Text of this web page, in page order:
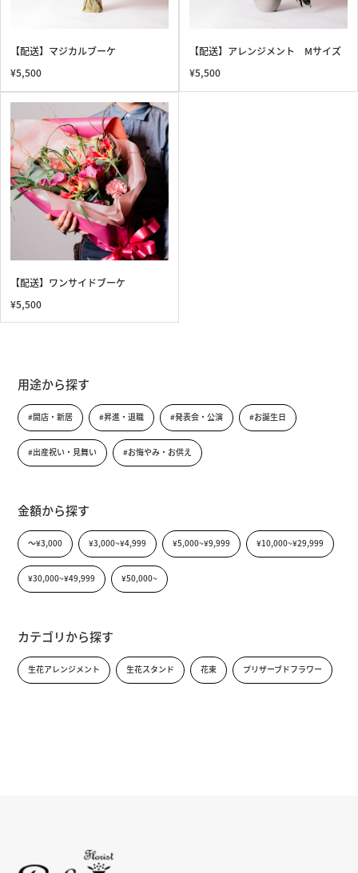
【配送】マジカルブーケ
¥5,500
【配送】アレンジメント Mサイズ
¥5,500
【配送】ワンサイドブーケ
¥5,500
用途から探す
#開店・新居 #昇進・退職 #発表会・公演 #お誕生日
#出産祝い・見舞い #お悔やみ・お供え
金額から探す
〜¥3,000 ¥3,000~¥4,999 ¥5,000~¥9,999 ¥10,000~¥29,999
¥30,000~¥49,999 ¥50,000~
カテゴリから探す
生花アレンジメント 生花スタンド 花束 プリザーブドフラワー